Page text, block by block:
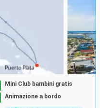
Mini Club bambini gratis
Animazione a bordo